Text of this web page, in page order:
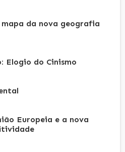
da nova geografia
Elogio do Cinismo
Europeia e a nova